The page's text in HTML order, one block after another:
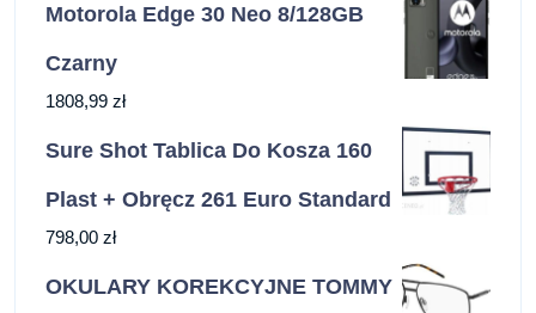
Motorola Edge 30 Neo 8/128GB
Czarny
1808,99 zł
Sure Shot Tablica Do Kosza 160
Plast + Obręcz 261 Euro Standard
798,00 zł
OKULARY KOREKCYJNE TOMMY